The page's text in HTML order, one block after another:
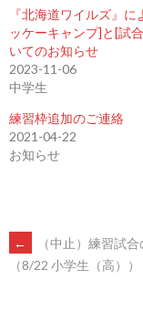
有
(新
し
い
ウ
ィ
ン
ド
で
開
き
ま
リ
ッ
ク
し
て
(新
き
ま
す)
『北海道ワイルズ』に
ッケーキャンプ]と[試
いてのお知らせ
2023-11-06
中学生
練習枠追加のご連絡
2021-04-22
お知らせ
POST
←
（中止）練習試
（8/22 小学生（高））